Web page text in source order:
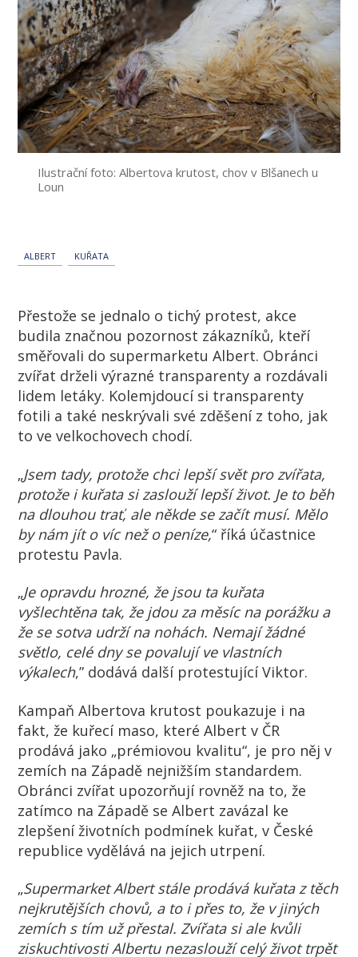
Ilustrační foto: Albertova krutost, chov v Blšanech u
Loun
ALBERT KUŘATA
Přestože se jednalo o tichý protest, akce
budila značnou pozornost zákazníků, kteří
směřovali do supermarketu Albert. Obránci
zvířat drželi výrazné transparenty a rozdávali
lidem letáky. Kolemjdoucí si transparenty
fotili a také neskrývali své zděšení z toho, jak
to ve velkochovech chodí.
„Jsem tady, protože chci lepší svět pro zvířata,
protože i kuřata si zaslouží lepší život. Je to běh
na dlouhou trať, ale někde se začít musí. Mělo
by nám jít o víc než o peníze,“ říká účastnice
protestu Pavla.
„Je opravdu hrozné, že jsou ta kuřata
vyšlechtěna tak, že jdou za měsíc na porážku a
že se sotva udrží na nohách. Nemají žádné
světlo, celé dny se povalují ve vlastních
výkalech,” dodává další protestující Viktor.
Kampaň Albertova krutost poukazuje i na
fakt, že kuřecí maso, které Albert v ČR
prodává jako „prémiovou kvalitu“, je pro něj v
zemích na Západě nejnižším standardem.
Obránci zvířat upozorňují rovněž na to, že
zatímco na Západě se Albert zavázal ke
zlepšení životních podmínek kuřat, v České
republice vydělává na jejich utrpení.
„Supermarket Albert stále prodává kuřata z těch
nejkrutějších chovů, a to i přes to, že v jiných
zemích s tím už přestal. Zvířata si ale kvůli
ziskuchtivosti Albertu nezaslouží celý život trpět